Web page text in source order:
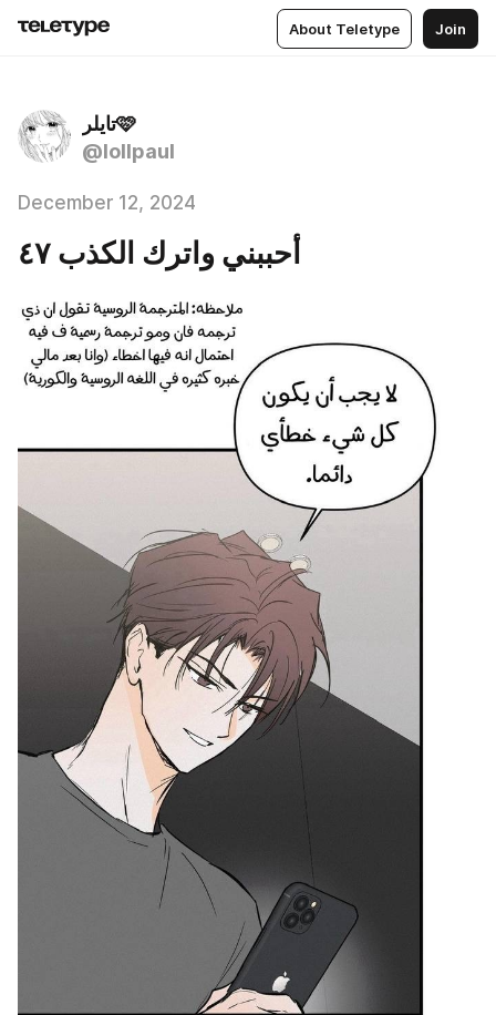
About Teletype Join
تايلر🩷
@lollpaul
December 12, 2024
أحببني واترك الكذب ٤٧